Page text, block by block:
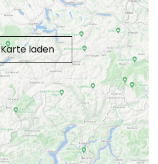
Karte laden